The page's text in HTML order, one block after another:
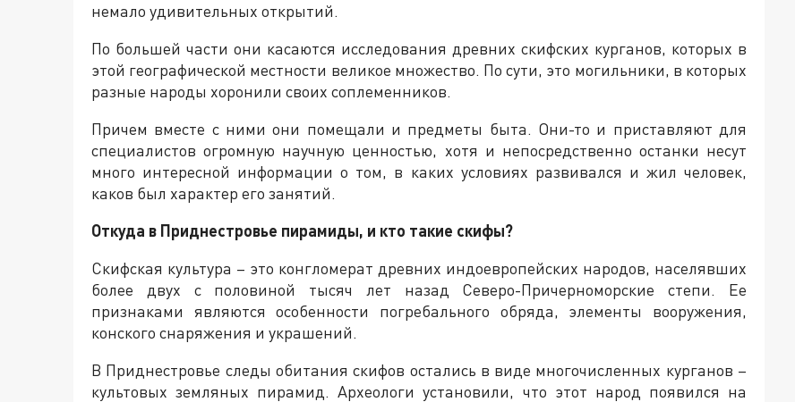
немало удивительных открытий.
По большей части они касаются исследования древних скифских курганов, которых в
этой географической местности великое множество. По сути, это могильники, в которых
разные народы хоронили своих соплеменников.
Причем вместе с ними они помещали и предметы быта. Они-то и приставляют для
специалистов огромную научную ценностью, хотя и непосредственно останки несут
много интересной информации о том, в каких условиях развивался и жил человек,
каков был характер его занятий.
Откуда в Приднестровье пирамиды, и кто такие скифы?
Скифская культура – это конгломерат древних индоевропейских народов, населявших
более двух с половиной тысяч лет назад Северо-Причерноморские степи. Ее
признаками являются особенности погребального обряда, элементы вооружения,
конского снаряжения и украшений.
В Приднестровье следы обитания скифов остались в виде многочисленных курганов –
культовых земляных пирамид. Археологи установили, что этот народ появился на